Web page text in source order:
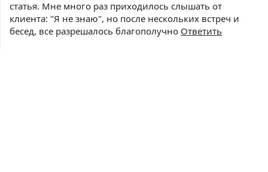
статья. Мне много раз приходилось слышать от
клиента: "Я не знаю", но после нескольких встреч и
бесед, все разрешалось благополучно Ответить